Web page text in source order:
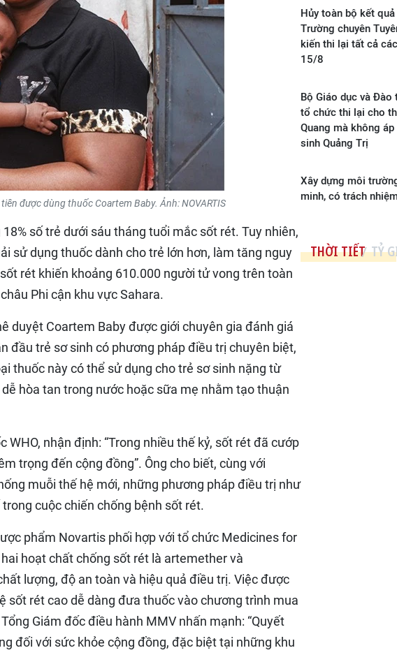
được dùng thuốc Coartem Baby. Ảnh: NOVARTIS
số trẻ dưới sáu tháng tuổi mắc sốt rét. Tuy nhiên,
sử dụng thuốc dành cho trẻ lớn hơn, làm tăng nguy
rét khiến khoảng 610.000 người tử vong trên toàn
Phi cận khu vực Sahara.
duyệt Coartem Baby được giới chuyên gia đánh giá
đầu trẻ sơ sinh có phương pháp điều trị chuyên biệt,
thuốc này có thể sử dụng cho trẻ sơ sinh nặng từ
hòa tan trong nước hoặc sữa mẹ nhằm tạo thuận
nhận định: “Trong nhiều thế kỷ, sốt rét đã cướp
trọng đến cộng đồng”. Ông cho biết, cùng với
muỗi thế hệ mới, những phương pháp điều trị như
cuộc chiến chống bệnh sốt rét.
phẩm Novartis phối hợp với tổ chức Medicines for
hoạt chất chống sốt rét là artemether và
lượng, độ an toàn và hiệu quả điều trị. Việc được
sốt rét cao dễ dàng đưa thuốc vào chương trình mua
Giám đốc điều hành MMV nhấn mạnh: “Quyết
đối với sức khỏe cộng đồng, đặc biệt tại những khu
Hủy toàn bộ kết
Trường chuyên
kiến thi lại tất cả
15/8
Bộ Giáo dục và
tổ chức thi lại cho
Quang mà không
sinh Quảng Trị
Xây dựng môi
minh, có trách
THỜI TIẾT TỶ